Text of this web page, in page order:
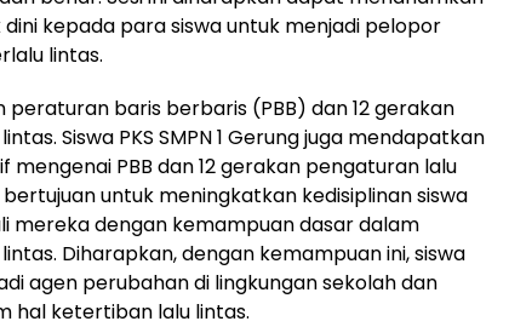
dini kepada para siswa untuk menjadi pelopor
lintas.
peraturan baris berbaris (PBB) dan 12 gerakan
Siswa PKS SMPN 1 Gerung juga mendapatkan
mengenai PBB dan 12 gerakan pengaturan lalu
bertujuan untuk meningkatkan kedisiplinan siswa
mereka dengan kemampuan dasar dalam
Diharapkan, dengan kemampuan ini, siswa
agen perubahan di lingkungan sekolah dan
hal ketertiban lalu lintas.